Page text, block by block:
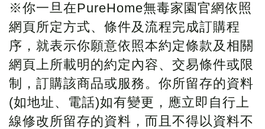
※你一旦在PureHome無毒家園官網依照
網頁所定方式、條件及流程完成訂購程
序，就表示你願意依照本約定條款及相關
網頁上所載明的約定內容、交易條件或限
制，訂購該商品或服務。你所留存的資料
(如地址、電話)如有變更，應立即自行上
線修改所留存的資料，而且不得以資料不